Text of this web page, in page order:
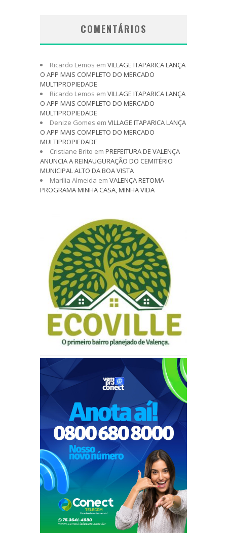
COMENTÁRIOS
Ricardo Lemos em VILLAGE ITAPARICA LANÇA
O APP MAIS COMPLETO DO MERCADO
MULTIPROPIEDADE
Ricardo Lemos em VILLAGE ITAPARICA LANÇA
O APP MAIS COMPLETO DO MERCADO
MULTIPROPIEDADE
Denize Gomes em VILLAGE ITAPARICA LANÇA
O APP MAIS COMPLETO DO MERCADO
MULTIPROPIEDADE
Cristiane Brito em PREFEITURA DE VALENÇA
ANUNCIA A REINAUGURAÇÃO DO CEMITÉRIO
MUNICIPAL ALTO DA BOA VISTA
Marília Almeida em VALENÇA RETOMA
PROGRAMA MINHA CASA, MINHA VIDA